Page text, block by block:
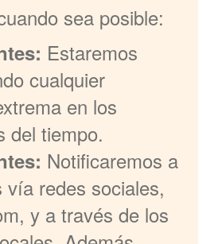
sea posible:
Estaremos
cualquier
en los
del tiempo.
Notificaremos a
vía redes sociales,
y a través de los